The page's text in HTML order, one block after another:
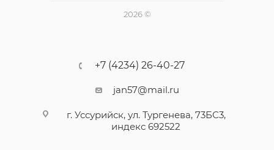
2026 ©
+7 (4234) 26-40-27
jan57@mail.ru
г. Уссурийск, ул. Тургенева, 73БС3,
индекс 692522